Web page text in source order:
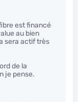
est financé
au bien
sera actif très
de la
je pense.